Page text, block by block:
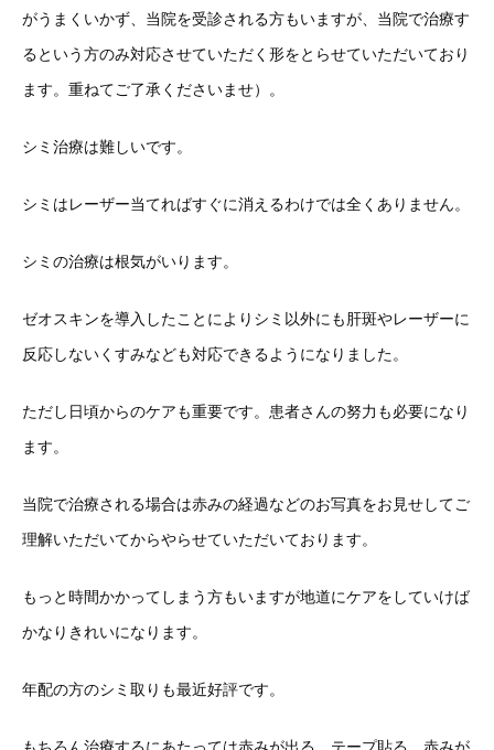
がうまくいかず、当院を受診される方もいますが、当院で治療す
るという方のみ対応させていただく形をとらせていただいており
ます。重ねてご了承くださいませ）。
シミ治療は難しいです。
シミはレーザー当てればすぐに消えるわけでは全くありません。
シミの治療は根気がいります。
ゼオスキンを導入したことによりシミ以外にも肝斑やレーザーに
反応しないくすみなども対応できるようになりました。
ただし日頃からのケアも重要です。患者さんの努力も必要になり
ます。
当院で治療される場合は赤みの経過などのお写真をお見せしてご
理解いただいてからやらせていただいております。
もっと時間かかってしまう方もいますが地道にケアをしていけば
かなりきれいになります。
年配の方のシミ取りも最近好評です。